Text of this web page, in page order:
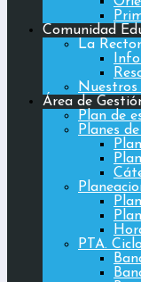
Comunidad
La
Área de
Plan de
Planes
PTA.